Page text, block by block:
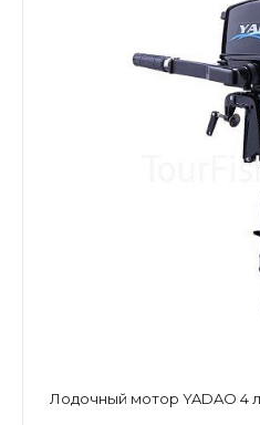
Лодочный мотор YADAO 4